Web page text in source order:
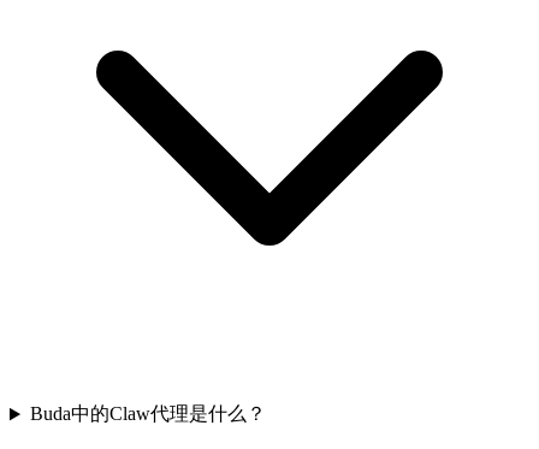
Buda中的Claw代理是什么？